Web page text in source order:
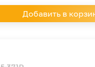
Добавить в